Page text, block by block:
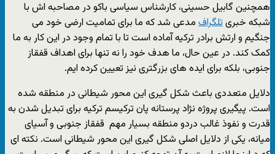
همچنین گابیل حسینی، کارشناس سیاسی باکو در مصاحبه اش با
شبکه خبریتلگراف مدعی شد که ما برای تمامیت ارضی خود می
جنگیم و ارتش برادر ترکیه آماده است تا با تمام وجود در این کار به ما
کمک کند. در عین حال، ما هدف خود را نه تنها برای اهداف قفقاز
جنوبی، بلکه برای ایده های بزرگتری نیز تعیین کرده ایم.
دلایل متعددی باعث شکل گیری این محور شیطانی در منطقه شده
است. پیگیری پروژه نژاد پرستانه پان ترکیسم ترکیه برای تبدیل شدن به
قدرت و نفوذ غالب دردو منطقه بسیار مهم قفقاز جنوبی و آسیای
میانه، یکی از دلایل اصلی شکل گیری این محور شیطانی است. نکته ای